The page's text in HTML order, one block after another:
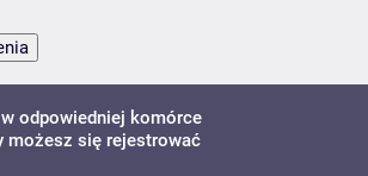
odpowiedniej komórce
możesz się rejestrować